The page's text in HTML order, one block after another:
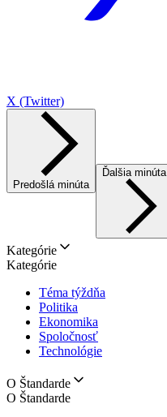
X (Twitter)
Predošlá minúta
Ďalšia minúta
Kategórie
Kategórie
Téma týždňa
Politika
Ekonomika
Spoločnosť
Technológie
O Štandarde
O Štandarde